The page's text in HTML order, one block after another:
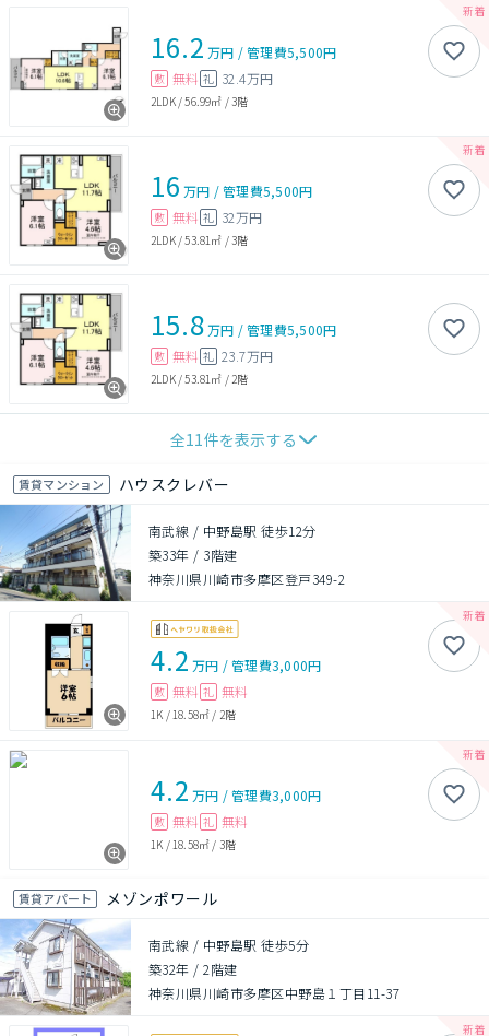
16.2 万円 /管理費5,500円
敷 無料 礼 32.4万円
2LDK/56.99㎡ /3階
16 万円 /管理費5,500円
敷 無料 礼 32万円
2LDK/53.81㎡ /3階
15.8万円 /管理費5,500円
敷 無料 礼 23.7万円
2LDK/53.81㎡ / 2階
全11件を表示する
賃貸マンション ハウスクレバー
南武線 / 中野島駅 徒歩12分
築33年 / 3階建
神奈川県川崎市多摩区登戸349-2
4.2 万円 /管理費3,000円
敷 無料 礼 無料
1K /18.58㎡ / 2階
4.2 万円 /管理費3,000円
敷 無料 礼 無料
1K / 18.58㎡ / 3階
賃貸アパート メゾンポワール
南武線 / 中野島駅 徒歩5分
築32年 /2階建
神奈川県川崎市多摩区中野島１丁目11-37